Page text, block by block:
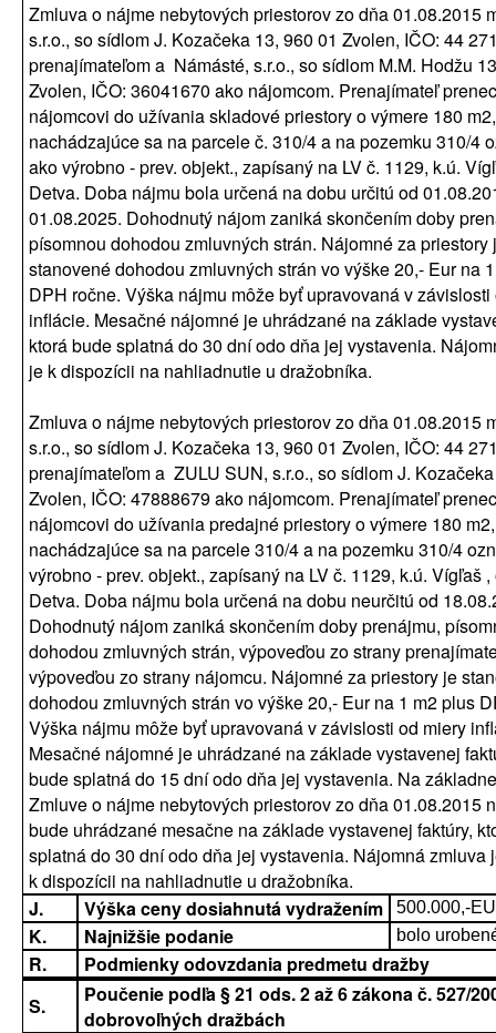
Zmluva o nájme nebytových priestorov zo dňa 01.08.2015
s.r.o., so sídlom J. Kozačeka 13, 960 01 Zvolen, IČO: 44
prenajímateľom a Námásté, s.r.o., so sídlom M.M. Hodžu
Zvolen, IČO: 36041670 ako nájomcom. Prenajímateľ
nájomcovi do užívania skladové priestory o výmere 180 m2,
nachádzajúce sa na parcele č. 310/4 a na pozemku 310/4
ako výrobno - prev. objekt., zapísaný na LV č. 1129, k.ú.
Detva. Doba nájmu bola určená na dobu určitú od
01.08.2025. Dohodnutý nájom zaniká skončením doby
písomnou dohodou zmluvných strán. Nájomné za priestory
stanovené dohodou zmluvných strán vo výške 20,- Eur na
DPH ročne. Výška nájmu môže byť upravovaná v závislosti
inflácie. Mesačné nájomné je uhrádzané na základe
ktorá bude splatná do 30 dní odo dňa jej vystavenia.
je k dispozícii na nahliadnutie u dražobníka.
Zmluva o nájme nebytových priestorov zo dňa 01.08.2015
s.r.o., so sídlom J. Kozačeka 13, 960 01 Zvolen, IČO: 44
prenajímateľom a ZULU SUN, s.r.o., so sídlom J.
Zvolen, IČO: 47888679 ako nájomcom. Prenajímateľ
nájomcovi do užívania predajné priestory o výmere 180 m2,
nachádzajúce sa na parcele 310/4 a na pozemku 310/4
výrobno - prev. objekt., zapísaný na LV č. 1129, k.ú. Vígľaš ,
Detva. Doba nájmu bola určená na dobu neurčitú od
Dohodnutý nájom zaniká skončením doby prenájmu,
dohodou zmluvných strán, výpoveďou zo strany
výpoveďou zo strany nájomcu. Nájomné za priestory je
dohodou zmluvných strán vo výške 20,- Eur na 1 m2 plus
Výška nájmu môže byť upravovaná v závislosti od miery
Mesačné nájomné je uhrádzané na základe vystavenej
bude splatná do 15 dní odo dňa jej vystavenia. Na
Zmluve o nájme nebytových priestorov zo dňa 01.08.2015
bude uhrádzané mesačne na základe vystavenej faktúry,
splatná do 30 dní odo dňa jej vystavenia. Nájomná zmluva
k dispozícii na nahliadnutie u dražobníka.
J.
Výška ceny dosiahnutá vydražením 500.000,-
K. Najnižšie podanie bolo
R.
Podmienky odovzdania predmetu dražby
S.
Poučenie podľa § 21 ods. 2 až 6 zákona č. 527/
dobrovoľných dražbách